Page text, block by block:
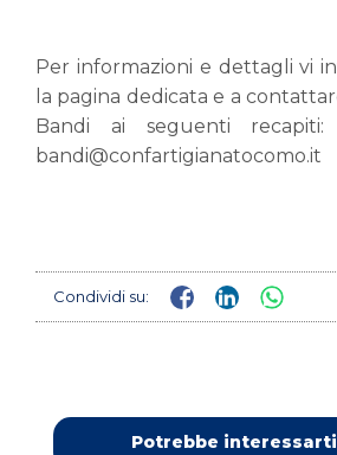
Per informazioni e dettagli vi
la pagina dedicata e a
Bandi ai seguenti recapiti:
bandi@confartigianatocomo.it
Condividi su:
Potrebbe